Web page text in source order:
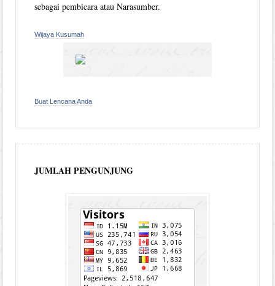
sebagai pembicara atau Narasumber.
Wijaya Kusumah
Buat Lencana Anda
JUMLAH PENGUNJUNG